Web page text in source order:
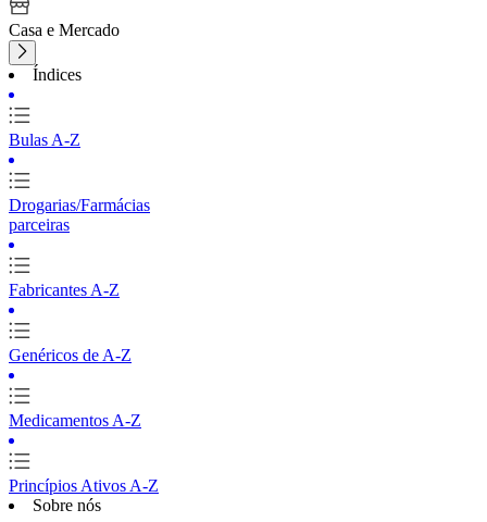
Casa e Mercado
Índices
Bulas A-Z
Drogarias/Farmácias
parceiras
Fabricantes A-Z
Genéricos de A-Z
Medicamentos A-Z
Princípios Ativos A-Z
Sobre nós